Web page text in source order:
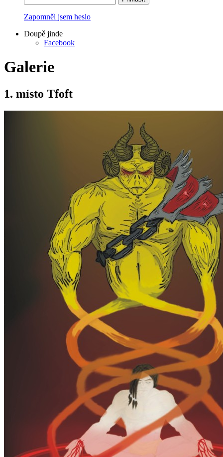
Zapomněl jsem heslo
Doupě jinde
Facebook
Galerie
1. místo Tfoft